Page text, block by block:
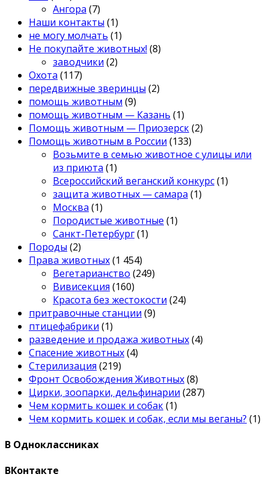
Ангора (7)
Наши контакты (1)
не могу молчать (1)
Не покупайте животных! (8)
заводчики (2)
Охота (117)
передвижные зверинцы (2)
помощь животным (9)
помощь животным — Казань (1)
Помощь животным — Приозерск(2)
Помощь животным в России (133)
Возьмите в семью животное с улицы или
из приюта (1)
Всероссийский веганский конкурс(1)
защита животных — самара (1)
Москва (1)
Породистые животные (1)
Санкт-Петербург(1)
Породы (2)
Права животных(1 454)
Вегетарианство (249)
Вивисекция (160)
Красота без жестокости (24)
притравочные станции (9)
птицефабрики (1)
разведение и продажа животных(4)
Спасение животных(4)
Стерилизация (219)
Фронт Освобождения Животных(8)
Цирки, зоопарки, дельфинарии (287)
Чем кормить кошек и собак(1)
Чем кормить кошек и собак, если мы веганы? (1)
В Одноклассниках
ВКонтакте